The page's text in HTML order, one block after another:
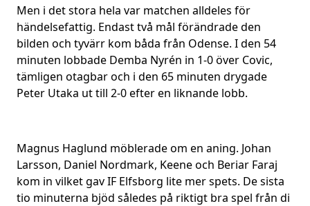
Men i det stora hela var matchen alldeles för
händelsefattig. Endast två mål förändrade den
bilden och tyvärr kom båda från Odense. I den 54
minuten lobbade Demba Nyrén in 1-0 över Covic,
tämligen otagbar och i den 65 minuten drygade
Peter Utaka ut till 2-0 efter en liknande lobb.
Magnus Haglund möblerade om en aning. Johan
Larsson, Daniel Nordmark, Keene och Beriar Faraj
kom in vilket gav IF Elfsborg lite mer spets. De sista
tio minuterna bjöd således på riktigt bra spel från di